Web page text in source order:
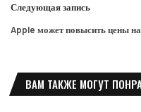
Следующая запись
Apple может повысить цены
ВАМ ТАКЖЕ МОГУТ